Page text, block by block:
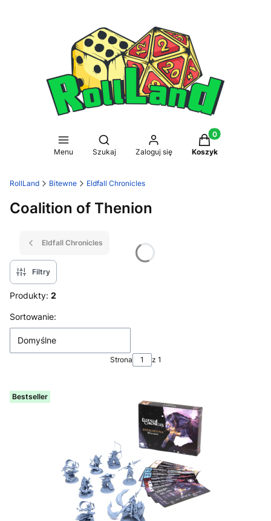
Menu
Otwórz wyszukiwarkę
Szukaj Zaloguj się
Produkty w
Koszyk
RollLand Bitewne Eldfall Chronicles
Coalition of Thenion
Eldfall Chronicles
Filtry
Produkty: 2
Lista produktów
Sortowanie:
Domyślne
Strona z 1
Bestseller